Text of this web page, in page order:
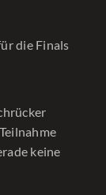
die Finals
keine